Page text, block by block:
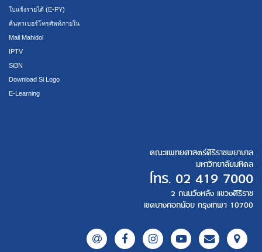
ใบแจ้งรายได้ (E-PY)
ค้นหาเบอร์โทรศัพท์ภายใน
Mail Mahidol
IPTV
SiBN
Download Si Logo
E-Learning
คณะแพทยศาสตร์ศิริราชพยาบาล
มหาวิทยาลัยมหิดล
โทร. 02 419 7000
2 ถนนวังหลัง แขวงศิริราช
เขตบางกอกน้อย กรุงเทพฯ 10700